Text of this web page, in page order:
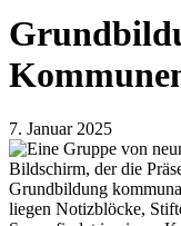
7. Januar 2025